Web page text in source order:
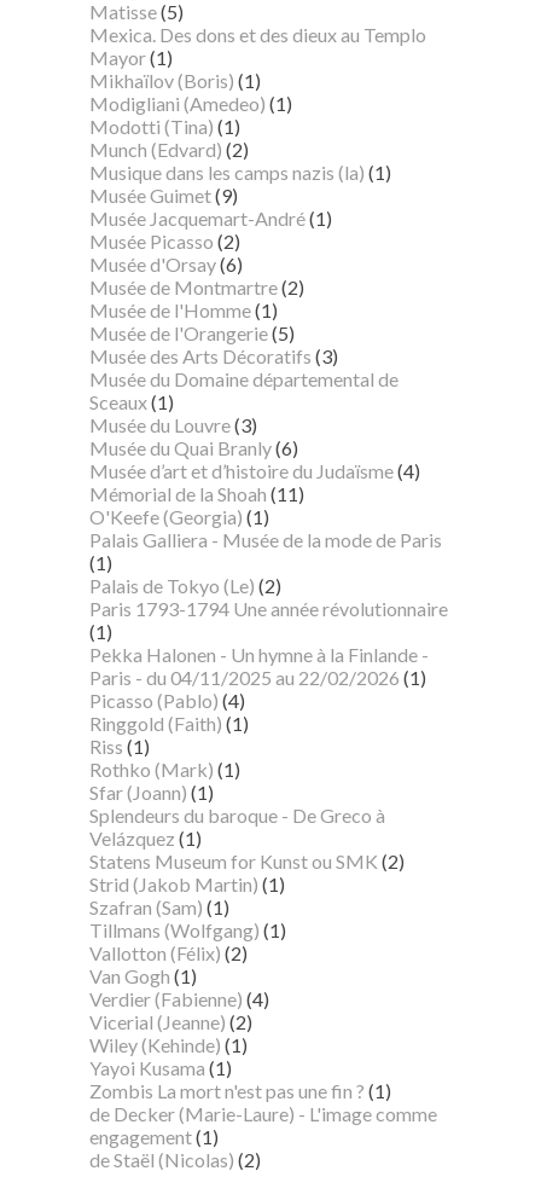
Matisse(5)
Mexica. Des dons et des dieux au Templo
Mayor(1)
Mikhaïlov (Boris) (1)
Modigliani (Amedeo) (1)
Modotti (Tina) (1)
Munch (Edvard) (2)
Musique dans les camps nazis (la) (1)
Musée Guimet(9)
Musée Jacquemart-André(1)
Musée Picasso (2)
Musée d'Orsay(6)
Musée de Montmartre(2)
Musée de l'Homme(1)
Musée de l'Orangerie(5)
Musée des Arts Décoratifs (3)
Musée du Domaine départemental de
Sceaux(1)
Musée du Louvre(3)
Musée du Quai Branly(6)
Musée d’art et d’histoire du Judaïsme(4)
Mémorial de la Shoah (11)
O'Keefe (Georgia) (1)
Palais Galliera - Musée de la mode de Paris
(1)
Palais de Tokyo (Le) (2)
Paris 1793-1794 Une année révolutionnaire
(1)
Pekka Halonen - Un hymne à la Finlande -
Paris - du 04/11/2025 au 22/02/2026 (1)
Picasso (Pablo) (4)
Ringgold (Faith) (1)
Riss (1)
Rothko (Mark) (1)
Sfar (Joann) (1)
Splendeurs du baroque - De Greco à
Velázquez (1)
Statens Museum for Kunst ou SMK (2)
Strid (Jakob Martin) (1)
Szafran (Sam) (1)
Tillmans (Wolfgang) (1)
Vallotton (Félix) (2)
Van Gogh (1)
Verdier (Fabienne) (4)
Vicerial (Jeanne) (2)
Wiley (Kehinde) (1)
Yayoi Kusama (1)
Zombis La mort n'est pas une fin ? (1)
de Decker (Marie-Laure) - L'image comme
engagement(1)
de Staël (Nicolas) (2)